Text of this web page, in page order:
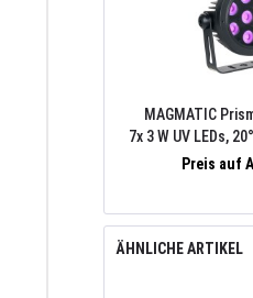
MAGMATIC
7x 3 W UV LEDs,
(f. Prisma
Preis auf
ÄHNLICHE ARTIKEL